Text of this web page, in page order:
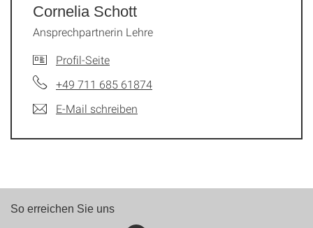
Cornelia Schott
Ansprechpartnerin Lehre
Profil-Seite
+49 711 685 61874
E-Mail schreiben
So erreichen Sie uns